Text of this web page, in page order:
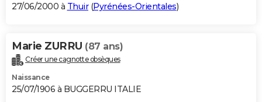
27/06/2000 à Thuir(Pyrénées-Orientales)
Marie ZURRU (87 ans)
Créer une cagnotte obsèques
Naissance
25/07/1906 à BUGGERRU ITALIE